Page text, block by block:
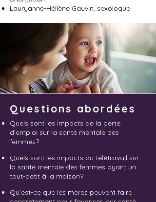
Lauryanne-Héllène Gauvin, sexologue
Questions abordées
Quels sont les impacts de la perte
d’emploi sur la santé mentale des
femmes?
Quels sont les impacts du télétravail sur
la santé mentale des femmes ayant un
tout-petit à la maison?
Qu’est-ce que les mères peuvent faire